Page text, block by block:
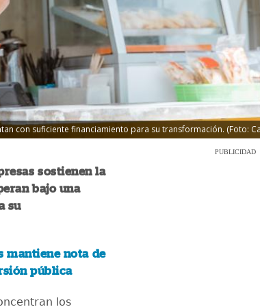
con suficiente financiamiento para su transformación. (Foto:
sostienen la
bajo una
su
mantiene nota de
pública
los
PUBLICIDAD